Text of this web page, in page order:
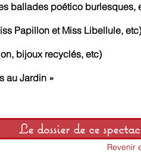
ballades poético burlesques,
Papillon et Miss Libellule, etc)
bijoux recyclés, etc)
au Jardin »
Le dossier de ce
Revenir